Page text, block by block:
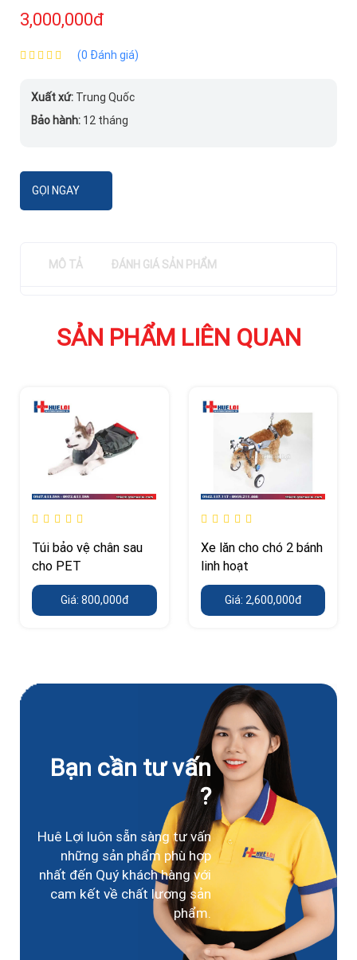
3,000,000đ
(0 Đánh giá)
Xuất xứ: Trung Quốc
Bảo hành: 12 tháng
GỌI NGAY
MÔ TẢ ĐÁNH GIÁ SẢN PHẨM
SẢN PHẨM LIÊN QUAN
Túi bảo vệ chân sau
cho PET
Giá: 800,000đ
Xe lăn cho chó 2 bánh
linh hoạt
Giá: 2,600,000đ
Bạn cần tư vấn
?
Huê Lợi luôn sẵn sàng tư vấn
những sản phẩm phù hợp
nhất đến Quý khách hàng với
cam kết về chất lượng sản
phẩm.